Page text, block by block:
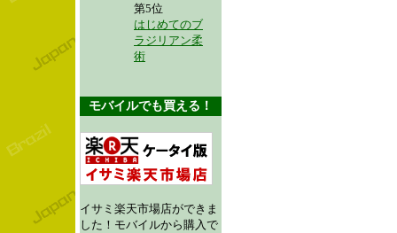
第5位
はじめてのブ
ラジリアン柔
術
モバイルでも買える！
イサミ楽天市場店ができま
した！モバイルから購入で